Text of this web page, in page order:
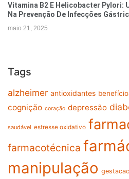
Vitamina B2 E Helicobacter Pylori:
Na Prevenção De Infecções
maio 21, 2025
Tags
alzheimer antioxidantes
cognição coração depressão
saudável estresse oxidativo
farmacotécnica
manipulação gestacao